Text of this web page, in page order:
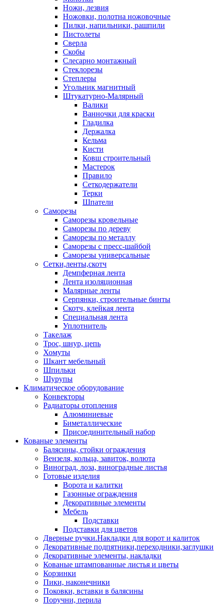
Ножи, лезвия
Ножовки, полотна ножовочные
Пилки, напильники, рашпили
Пистолеты
Сверла
Скобы
Слесарно монтажный
Стеклорезы
Степлеры
Угольник магнитный
Штукатурно-Малярный
Валики
Ванночки для краски
Гладилка
Держалка
Кельма
Кисти
Ковш строительный
Мастерок
Правило
Сеткодержатели
Терки
Шпатели
Саморезы
Саморезы кровельные
Саморезы по дереву
Саморезы по металлу
Саморезы с пресс-шайбой
Саморезы универсальные
Сетки,ленты,скотч
Демпферная лента
Лента изоляционная
Малярные ленты
Серпянки, строительные бинты
Скотч, клейкая лента
Специальная лента
Уплотнитель
Такелаж
Трос, шнур, цепь
Хомуты
Шкант мебельный
Шпильки
Шурупы
Климатическое оборудование
Конвекторы
Радиаторы отопления
Алюминиевые
Биметаллические
Присоединительный набор
Кованые элементы
Балясины, стойки ограждения
Вензеля, кольца, завиток, волюта
Виноград, лоза, виноградные листья
Готовые изделия
Ворота и калитки
Газонные ограждения
Декоративные элементы
Мебель
Подставки
Подставки для цветов
Дверные ручки.Накладки для ворот и калиток
Декоративные подпятники,переходники,заглушки
Декоративные элементы, накладки
Кованые штампованные листья и цветы
Корзинки
Пики, наконечники
Поковки, вставки в балясины
Поручни, перила